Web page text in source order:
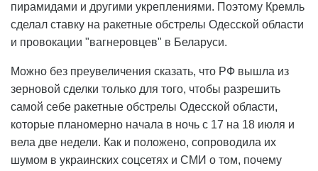
пирамидами и другими укреплениями. Поэтому Кремль
сделал ставку на ракетные обстрелы Одесской области
и провокации "вагнеровцев" в Беларуси.
Можно без преувеличения сказать, что РФ вышла из
зерновой сделки только для того, чтобы разрешить
самой себе ракетные обстрелы Одесской области,
которые планомерно начала в ночь с 17 на 18 июля и
вела две недели. Как и положено, сопроводила их
шумом в украинских соцсетях и СМИ о том, почему